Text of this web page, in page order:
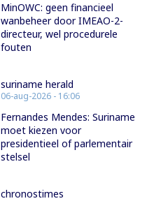
MinOWC: geen financieel
wanbeheer door IMEAO-2-
directeur, wel procedurele
fouten
suriname herald
06-aug-2026 - 16:06
Fernandes Mendes: Suriname
moet kiezen voor
presidentieel of parlementair
stelsel
chronostimes